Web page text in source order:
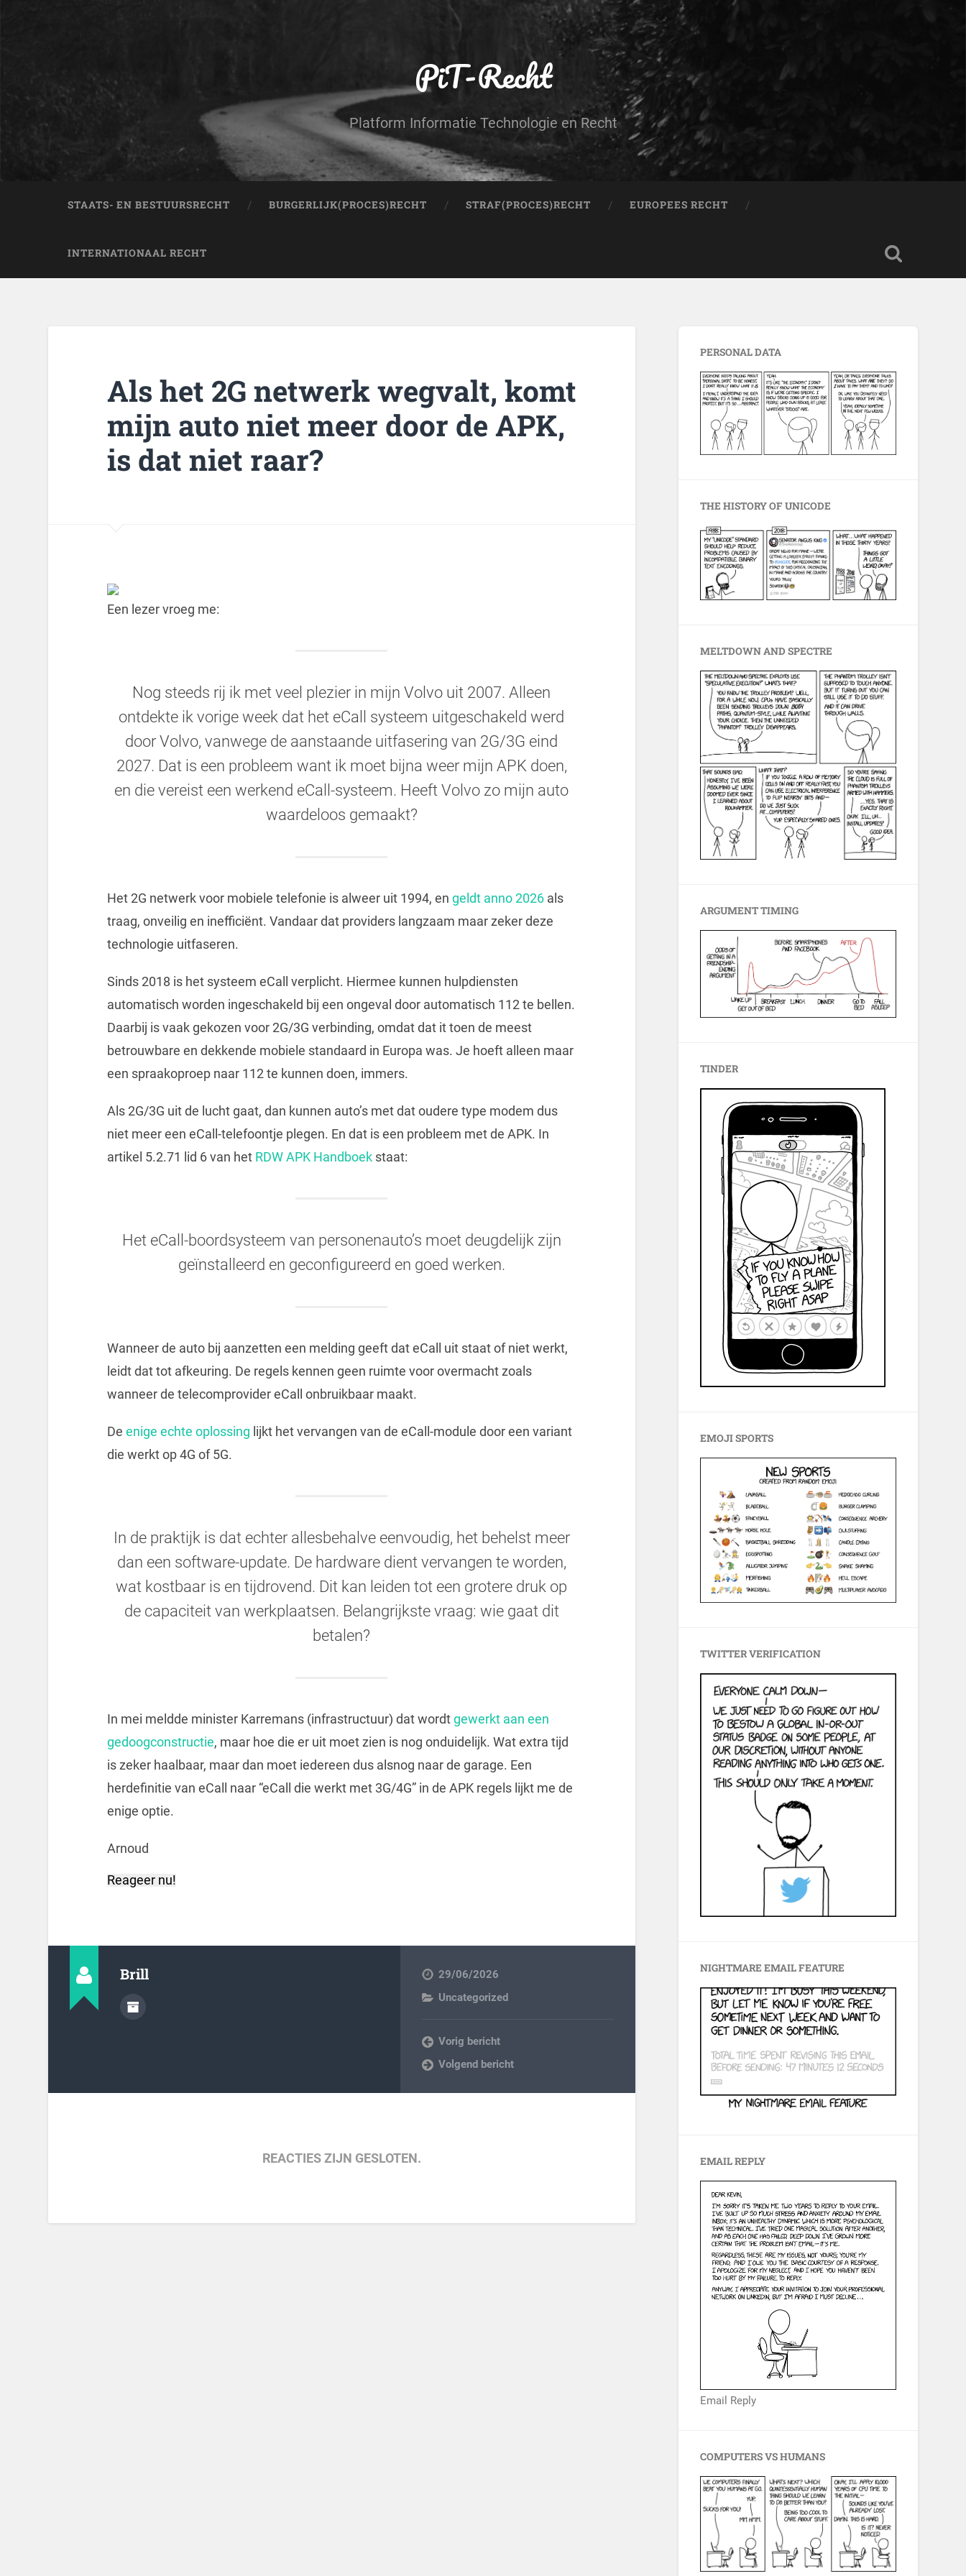
PiT-Recht
Platform Informatie Technologie en Recht
STAATS- EN BESTUURSRECHT BURGERLIJK(PROCES)RECHT STRAF(PROCES)RECHT EUROPEES RECHT
INTERNATIONAAL RECHT
Als het 2G netwerk wegvalt, komt
mijn auto niet meer door de APK,
is dat niet raar?
Een lezer vroeg me:
Nog steeds rij ik met veel plezier in mijn Volvo uit 2007. Alleen
ontdekte ik vorige week dat het eCall systeem uitgeschakeld werd
door Volvo, vanwege de aanstaande uitfasering van 2G/3G eind
2027. Dat is een probleem want ik moet bijna weer mijn APK doen,
en die vereist een werkend eCall-systeem. Heeft Volvo zo mijn auto
waardeloos gemaakt?
Het 2G netwerk voor mobiele telefonie is alweer uit 1994, en geldt anno 2026als
traag, onveilig en inefficiënt. Vandaar dat providers langzaam maar zeker deze
technologie uitfaseren.
Sinds 2018 is het systeem eCall verplicht. Hiermee kunnen hulpdiensten
automatisch worden ingeschakeld bij een ongeval door automatisch 112 te bellen.
Daarbij is vaak gekozen voor 2G/3G verbinding, omdat dat it toen de meest
betrouwbare en dekkende mobiele standaard in Europa was. Je hoeft alleen maar
een spraakoproep naar 112 te kunnen doen, immers.
Als 2G/3G uit de lucht gaat, dan kunnen auto’s met dat oudere type modem dus
niet meer een eCall-telefoontje plegen. En dat is een probleem met de APK. In
artikel 5.2.71 lid 6 van het RDW APK Handboekstaat:
Het eCall-boordsysteem van personenauto’s moet deugdelijk zijn
geïnstalleerd en geconfigureerd en goed werken.
Wanneer de auto bij aanzetten een melding geeft dat eCall uit staat of niet werkt,
leidt dat tot afkeuring. De regels kennen geen ruimte voor overmacht zoals
wanneer de telecomprovider eCall onbruikbaar maakt.
De enige echte oplossing lijkt het vervangen van de eCall-module door een variant
die werkt op 4G of 5G.
In de praktijk is dat echter allesbehalve eenvoudig, het behelst meer
dan een software-update. De hardware dient vervangen te worden,
wat kostbaar is en tijdrovend. Dit kan leiden tot een grotere druk op
de capaciteit van werkplaatsen. Belangrijkste vraag: wie gaat dit
betalen?
In mei meldde minister Karremans (infrastructuur) dat wordtgewerkt aan een
gedoogconstructie, maar hoe die er uit moet zien is nog onduidelijk. Wat extra tijd
is zeker haalbaar, maar dan moet iedereen dus alsnog naar de garage. Een
herdefinitie van eCall naar “eCall die werkt met 3G/4G” in de APK regels lijkt me de
enige optie.
Arnoud
Reageer nu!
Brill
29/06/2026
Uncategorized
Vorig bericht
Volgend bericht
REACTIES ZIJN GESLOTEN.
PERSONAL DATA
THE HISTORY OF UNICODE
MELTDOWN AND SPECTRE
ARGUMENT TIMING
TINDER
EMOJI SPORTS
TWITTER VERIFICATION
NIGHTMARE EMAIL FEATURE
EMAIL REPLY
Email Reply
COMPUTERS VS HUMANS